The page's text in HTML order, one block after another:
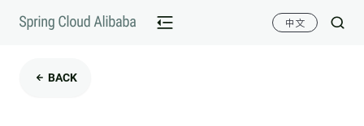
中文
BACK